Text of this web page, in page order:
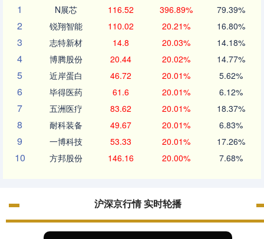
1
N展芯 116.52 396.89% 79.39%
2 锐翔智能 110.02 20.21% 16.80%
3 志特新材 14.8 20.03% 14.18%
4 博腾股份 20.44 20.02% 14.77%
5 近岸蛋白 46.72 20.01% 5.62%
6 毕得医药 61.6 20.01% 6.12%
7 五洲医疗 83.62 20.01% 18.37%
8 耐科装备 49.67 20.01% 6.83%
9 一博科技 53.33 20.01% 17.26%
10 方邦股份 146.16 20.00% 7.68%
沪深京行情 实时轮播